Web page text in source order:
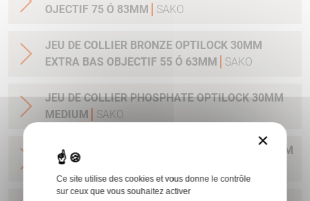
OJECTIF 75 Ó 83MM SAKO
JEU DE COLLIER BRONZE OPTILOCK 30MM
EXTRA BAS OBJECTIF 55 Ó 63MM
SAKO
JEU DE COLLIER PHOSPHATE OPTILOCK 30MM
MEDIUM
SAKO
JEU DE COLLIER PHOSPHATE OPTILOCK 25.4MM
MEDIUM
×
Ce site utilise des cookies et vous donne le contrôle
sur ceux que vous souhaitez activer